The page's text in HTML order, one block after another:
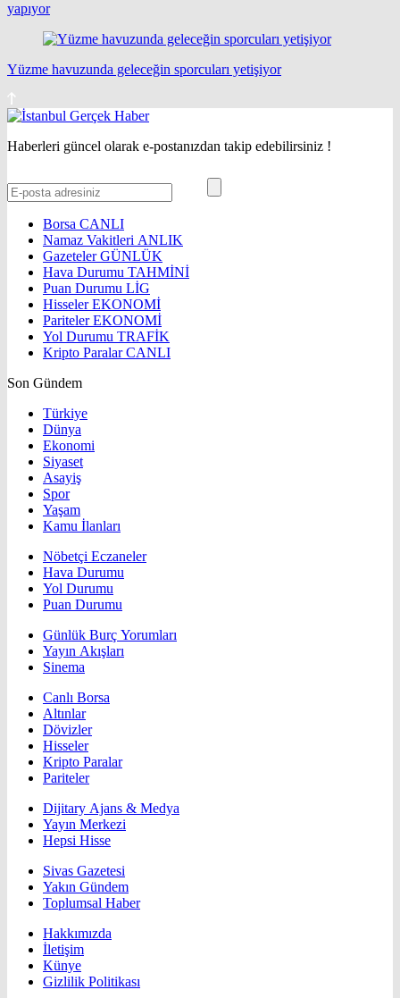
yapıyor
Yüzme havuzunda geleceğin sporcuları yetişiyor
Haberleri güncel olarak e-postanızdan takip edebilirsiniz !
Borsa CANLI
Namaz Vakitleri ANLIK
GazetelerGÜNLÜK
Hava Durumu TAHMİNİ
Puan Durumu LİG
HisselerEKONOMİ
ParitelerEKONOMİ
Yol Durumu TRAFİK
Kripto ParalarCANLI
Son Gündem
Türkiye
Dünya
Ekonomi
Siyaset
Asayiş
Spor
Yaşam
Kamu İlanları
Nöbetçi Eczaneler
Hava Durumu
Yol Durumu
Puan Durumu
Günlük Burç Yorumları
Yayın Akışları
Sinema
Canlı Borsa
Altınlar
Dövizler
Hisseler
Kripto Paralar
Pariteler
Dijitary Ajans & Medya
Yayın Merkezi
Hepsi Hisse
Sivas Gazetesi
Yakın Gündem
Toplumsal Haber
Hakkımızda
İletişim
Künye
Gizlilik Politikası